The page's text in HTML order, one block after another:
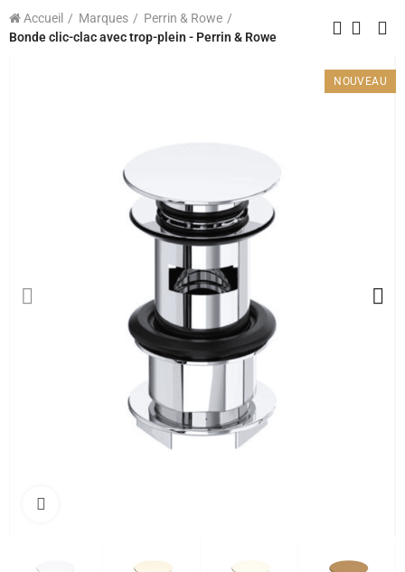
Accueil Marques
Perrin & Rowe
Bonde clic-clac avec trop-plein - Perrin & Rowe
NOUVEAU